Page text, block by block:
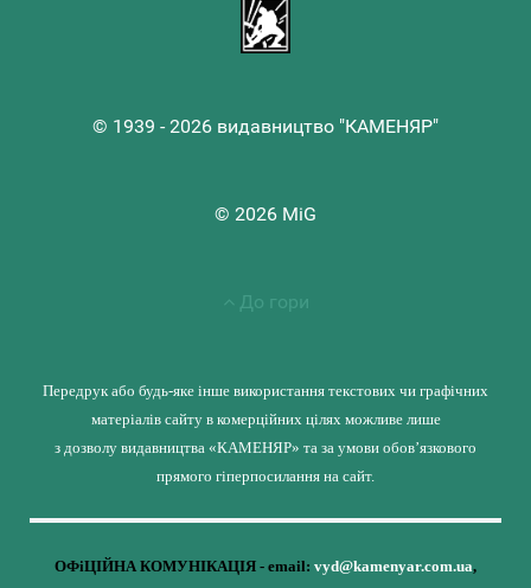
© 1939 - 2026 видавництво "КАМЕНЯР"
© 2026 MiG
До гори
Передрук або будь-яке інше використання текстових чи графічних
матеріалів сайту в комерційних цілях можливе лише
з дозволу видавництва «КАМЕНЯР» та за умови обов’язкового
прямого гіперпосилання на сайт.
ОФіЦІЙНА КОМУНІКАЦІЯ - email: vyd@kamenyar.com.ua,